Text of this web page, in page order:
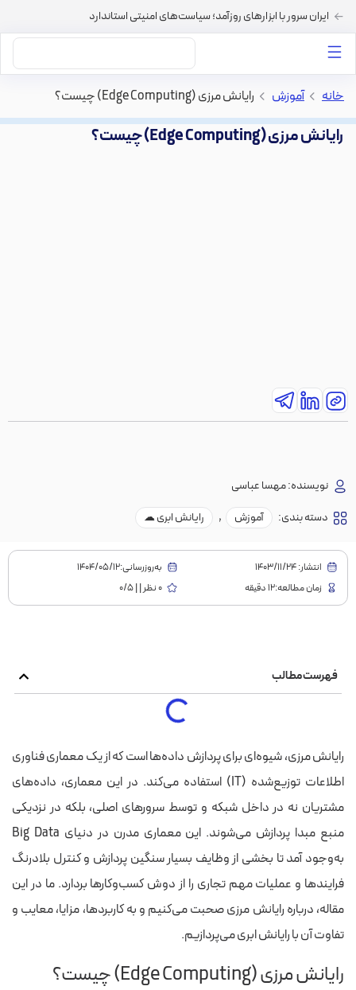
ایران سرور با ابزارهای روزآمد؛ سیاست‌های امنیتی استاندارد
خانه > آموزش > رایانش مرزی (Edge Computing) چیست؟
رایانش مرزی (Edge Computing) چیست؟
نویسنده:مهسا عباسی
دسته بندی:
آموزش , رایانش ابری ☁
انتشار:1403/11/24
به‌روز‌رسانی:۱۴۰۴/۰۵/۱۲
زمان مطالعه:12 دقیقه
0 نظر | | 0/5
فهرست مطالب
رایانش مرزی، شیوه‌ای برای پردازش داده‌ها است که از یک معماری فناوری
اطلاعات توزیع‌شده (IT) استفاده می‌کند. در این معماری، داده‌های
مشتریان نه در داخل شبکه و توسط سرورهای اصلی، بلکه در نزدیکی
منبع مبدا پردازش می‌شوند.
این معماری مدرن در دنیای Big Data
به‌وجود آمد تا بخشی از وظایف بسیار سنگین پردازش و کنترل بلادرنگ
فرایندها و عملیات مهم تجاری را از دوش کسب‌وکارها بردارد. ما در این
مقاله، درباره رایانش مرزی صحبت می‌کنیم و به کاربردها، مزایا، معایب و
تفاوت آن با رایانش ابری می‌پردازیم.
رایانش مرزی (Edge Computing) چیست؟